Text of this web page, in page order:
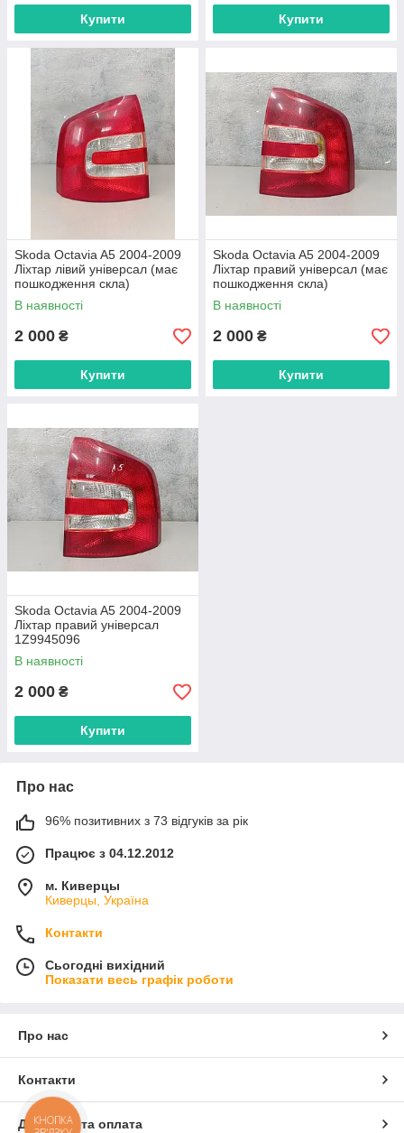
Купити Купити
Skoda Octavia A5 2004-2009
Ліхтар лівий універсал (має
пошкодження скла)
1Z9945095
В наявності
2 000 ₴
Купити
Skoda Octavia A5 2004-2009
Ліхтар правий універсал (має
пошкодження скла)
1Z9945096
В наявності
2 000 ₴
Купити
Skoda Octavia A5 2004-2009
Ліхтар правий універсал
1Z9945096
В наявності
2 000 ₴
Купити
Про нас
96% позитивних з 73 відгуків за рік
Працює з 04.12.2012
м. Киверцы
Киверцы, Україна
Контакти
Сьогодні вихідний
Показати весь графік роботи
Про нас
Контакти
Доставка та оплата
КНОПКА